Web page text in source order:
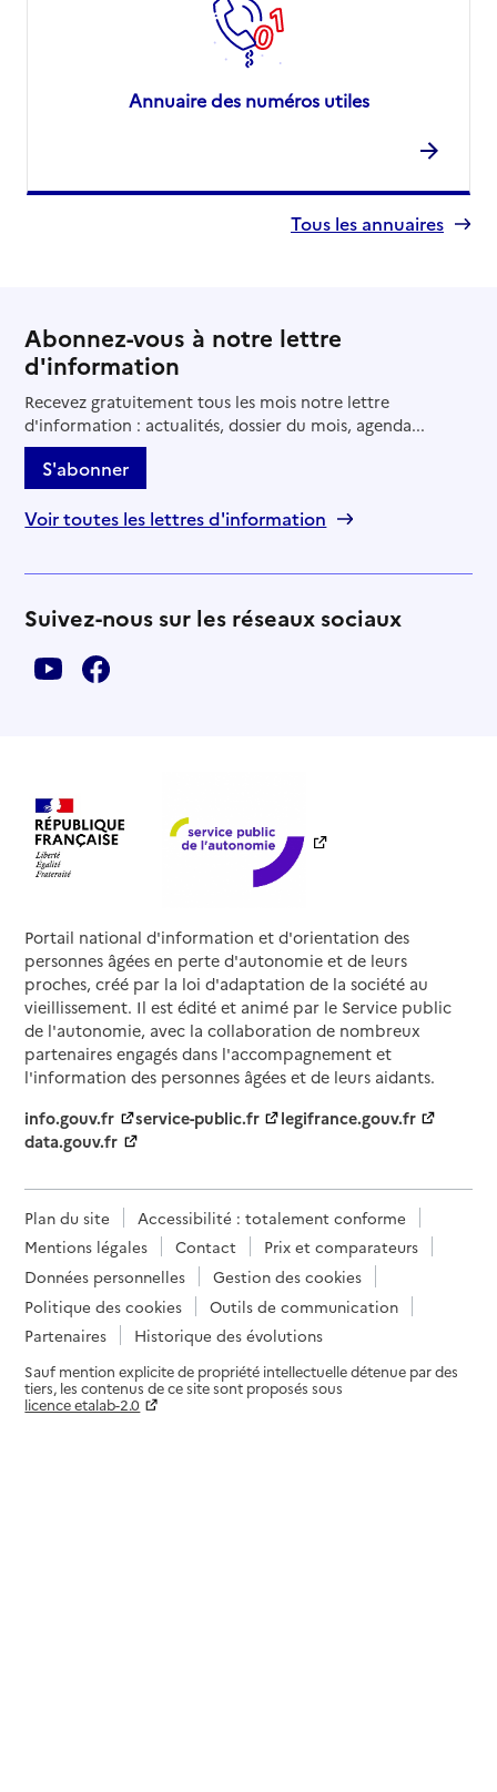
Annuaire des numéros utiles
Tous les annuaires
Abonnez-vous à notre lettre
d'information
Recevez gratuitement tous les mois notre lettre
d'information : actualités, dossier du mois, agenda...
S'abonner
Voir toutes les lettres d'information
Suivez-nous sur les réseaux sociaux
Portail national d'information et d'orientation des
personnes âgées en perte d'autonomie et de leurs
proches, créé par la loi d'adaptation de la société au
vieillissement. Il est édité et animé par le Service public
de l'autonomie, avec la collaboration de nombreux
partenaires engagés dans l'accompagnement et
l'information des personnes âgées et de leurs aidants.
info.gouv.fr
service-public.fr
legifrance.gouv.fr
data.gouv.fr
Plan du site
Accessibilité : totalement conforme
Mentions légales
Contact
Prix et comparateurs
Données personnelles
Gestion des cookies
Politique des cookies
Outils de communication
Partenaires
Historique des évolutions
Sauf mention explicite de propriété intellectuelle détenue par des
tiers, les contenus de ce site sont proposés sous
licence etalab-2.0